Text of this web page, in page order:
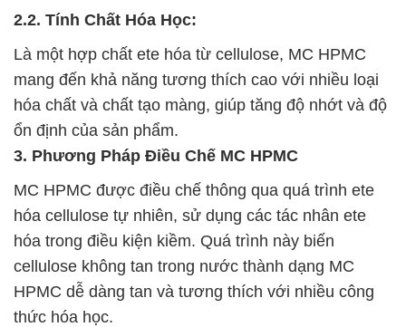
2.2. Tính Chất Hóa Học:
Là một hợp chất ete hóa từ cellulose, MC HPMC
mang đến khả năng tương thích cao với nhiều loại
hóa chất và chất tạo màng, giúp tăng độ nhớt và độ
ổn định của sản phẩm.
3. Phương Pháp Điều Chế MC HPMC
MC HPMC được điều chế thông qua quá trình ete
hóa cellulose tự nhiên, sử dụng các tác nhân ete
hóa trong điều kiện kiềm. Quá trình này biến
cellulose không tan trong nước thành dạng MC
HPMC dễ dàng tan và tương thích với nhiều công
thức hóa học.